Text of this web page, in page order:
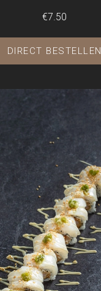
€7.50
DIRECT BESTELLEN